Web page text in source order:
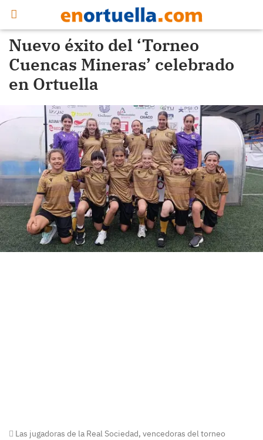
Nuevo éxito del ‘Torneo
Cuencas Mineras’ celebrado
en Ortuella
Las jugadoras de la Real Sociedad, vencedoras del torneo